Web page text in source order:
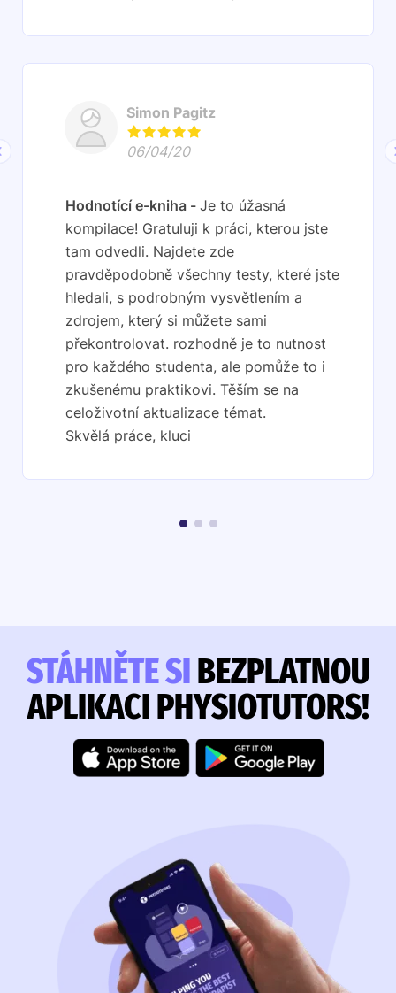
Simon Pagitz
06/04/20
Hodnotící e-kniha
Je to úžasná
kompilace! Gratuluji k práci, kterou jste
tam odvedli. Najdete zde
pravděpodobně všechny testy, které jste
hledali, s podrobným vysvětlením a
zdrojem, který si můžete sami
překontrolovat. rozhodně je to nutnost
pro každého studenta, ale pomůže to i
zkušenému praktikovi. Těším se na
celoživotní aktualizace témat.
Skvělá práce, kluci
STÁHNĚTE SIBEZPLATNOU
APLIKACI PHYSIOTUTORS!